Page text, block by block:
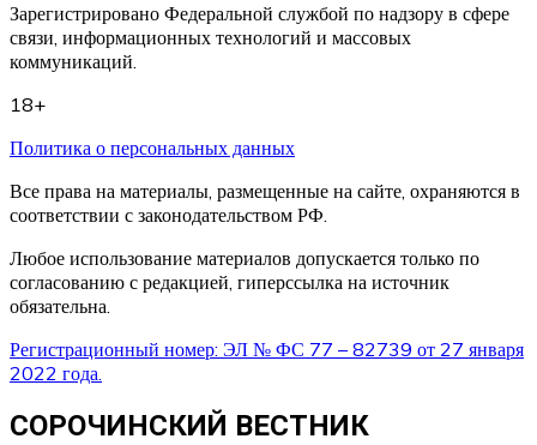
Зарегистрировано Федеральной службой по надзору в сфере
связи, информационных технологий и массовых
коммуникаций.
18+
Политика о персональных данных
Все права на материалы, размещенные на сайте, охраняются в
соответствии с законодательством РФ.
Любое использование материалов допускается только по
согласованию с редакцией, гиперссылка на источник
обязательна.
Регистрационный номер: ЭЛ № ФС 77 – 82739 от 27 января
2022 года.
СОРОЧИНСКИЙ ВЕСТНИК